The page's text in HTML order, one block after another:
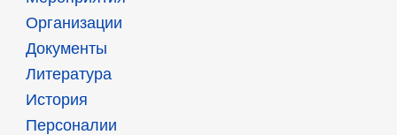
Организации
Документы
Литература
История
Персоналии